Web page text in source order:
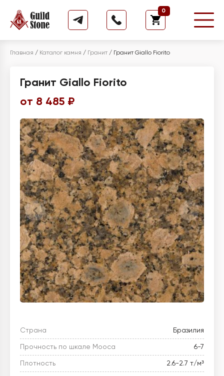
0
Главная / Каталог камня / Гранит / Гранит Giallo Fiorito
Гранит Giallo Fiorito
от 8 485 ₽
Страна Бразилия
Прочность по шкале Мооса 6-7
Плотность 2.6-2.7 т/м³